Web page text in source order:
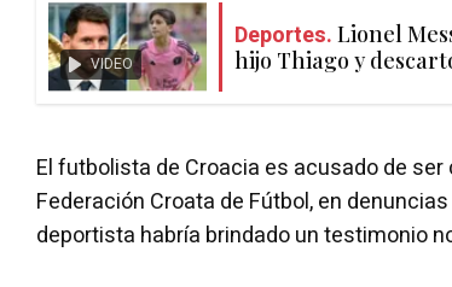
VIDEO
Deportes. Lionel
hijo Thiago y
El futbolista de Croacia es acusado de
Federación Croata de Fútbol, en
deportista habría brindado un testimonio